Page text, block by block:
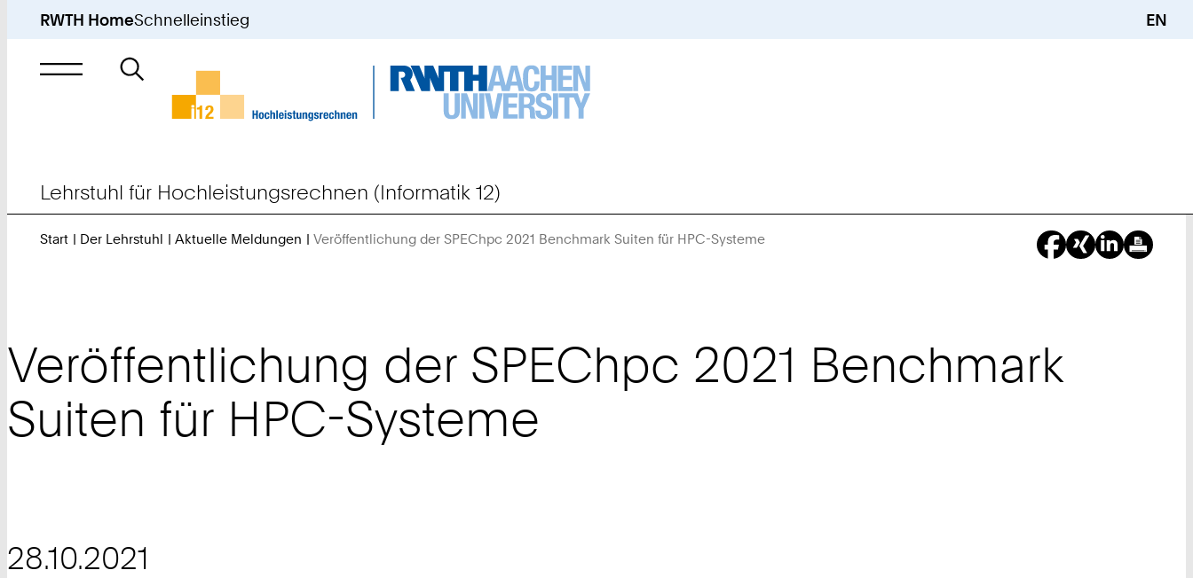
RWTH HomeSchnelleinstieg EN
Suche
nach
Lehrstuhl für Hochleistungsrechnen (Informatik 12)
Start Der Lehrstuhl Aktuelle Meldungen Veröffentlichung der SPEChpc 2021 Benchmark Suiten für HPC-Systeme
Veröffentlichung der SPEChpc 2021 Benchmark
Suiten für HPC-Systeme
28.10.2021